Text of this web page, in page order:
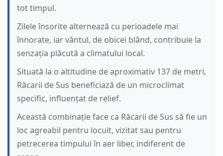
tot timpul.
Zilele însorite alternează cu perioadele mai
înnorate, iar vântul, de obicei blând, contribuie la
senzația plăcută a climatului local.
Situată la o altitudine de aproximativ 137 de metri,
Răcarii de Sus beneficiază de un microclimat
specific, influențat de relief.
Această combinație face ca Răcarii de Sus să fie un
loc agreabil pentru locuit, vizitat sau pentru
petrecerea timpului în aer liber, indiferent de